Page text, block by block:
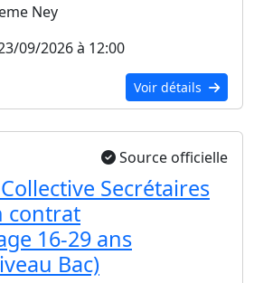
Ney
09/2026 à 12:00
Voir détails
Source officielle
Secrétaires
contrat
16-29 ans
Bac)